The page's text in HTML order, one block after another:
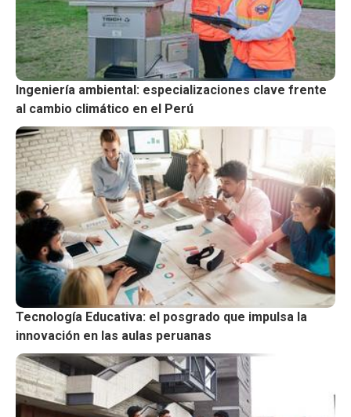
Ingeniería ambiental: especializaciones clave frente
al cambio climático en el Perú
Tecnología Educativa: el posgrado que impulsa la
innovación en las aulas peruanas